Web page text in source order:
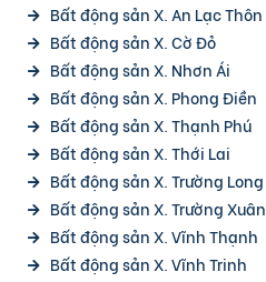
Bất động sản X. An Lạc Thôn
Bất động sản X. Cờ Đỏ
Bất động sản X. Nhơn Ái
Bất động sản X. Phong Điền
Bất động sản X. Thạnh Phú
Bất động sản X. Thới Lai
Bất động sản X. Trường Long
Bất động sản X. Trường Xuân
Bất động sản X. Vĩnh Thạnh
Bất động sản X. Vĩnh Trinh